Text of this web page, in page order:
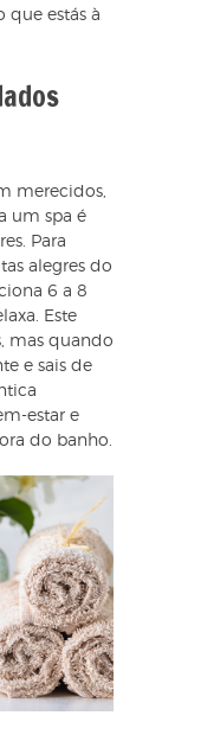
que estás à
merecidos,
um spa é
Para
alegres do
6 a 8
Este
mas quando
e sais de
estar e
do banho.